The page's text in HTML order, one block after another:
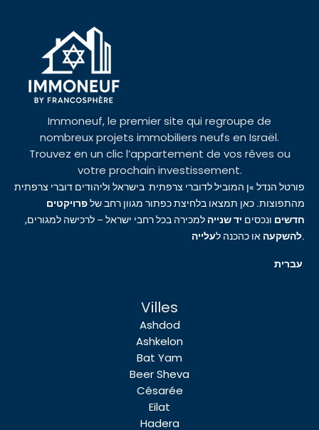
Immoneuf, le premier site qui regroupe de
nombreux projets immobiliers neufs en Israël.
Trouvez en un clic l’appartement de vos rêves ou
votre prochain investissement.
פורטל הנדל »ן המוביל לדוברי צרפתית בישראל וליהודים דוברי צרפתית
מהתפוצות. כאן תמצאו בלחיצת כפתור מגוון רחב שלפרויקטים
חדשים ונכסים יד שנייה למכירה בכל רחבי ישראל – לרכישה למגורים,
להשקעה או כהכנה לעלייה .
Villes
Ashdod
Ashkelon
Bat Yam
Beer Sheva
Césarée
Eilat
Hadera